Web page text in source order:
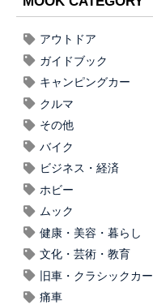
アウトドア
ガイドブック
キャンピングカー
クルマ
その他
バイク
ビジネス・経済
ホビー
ムック
健康・美容・暮らし
文化・芸術・教育
旧車・クラシックカー
痛車